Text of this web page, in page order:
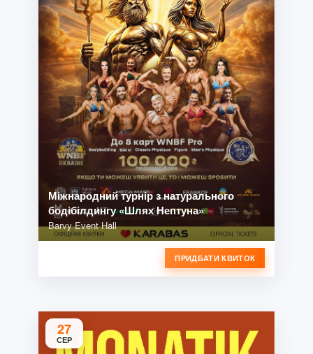
Міжнародний турнір з натурального
бодібілдингу «Шлях Нептуна»
Barvy Event Hall
ПРИДБАТИ КВИТОК
27
СЕР